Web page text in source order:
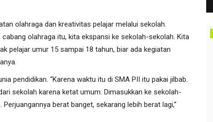
olahraga dan kreativitas pelajar melalui sekolah.
olahraga itu, kita ekspansi ke sekolah-sekolah. Kita
pelajar umur 15 sampai 18 tahun, biar ada kegiatan
pendidikan. “Karena waktu itu di SMA PII itu pakai jilbab.
sekolah karena ketat umum. Dimasukkan ke sekolah-
berat banget, sekarang lebih berat lagi,”
Berita Daerah